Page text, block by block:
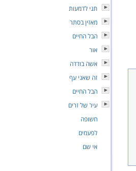
תני לדמעות
מאזין בסתר
הבל החיים
אור
אשה בודדה
זה שאני עף
הבל החיים
עיר של זרים
חשופה
לפעמים
אי שם